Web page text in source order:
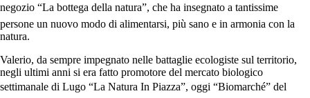
negozio “La bottega della natura”, che ha insegnato a tantissime
persone un nuovo modo di alimentarsi, più sano e in armonia con la
natura.
Valerio, da sempre impegnato nelle battaglie ecologiste sul territorio,
negli ultimi anni si era fatto promotore del mercato biologico
settimanale di Lugo “La Natura In Piazza”, oggi “Biomarché” del